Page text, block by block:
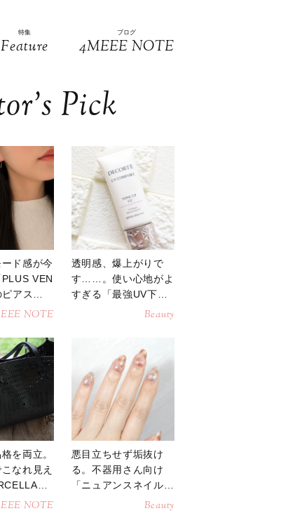
特集
Feature
ブログ
4MEEE NOTE
Pick
ド感が今
VEN
アスが
NOTE
透明感、爆上がりで
す……。使い心地がよ
すぎる「最強UV下
Beauty
を両立。
なれ見え
ト
」
NOTE
悪目立ちせず垢抜け
る。不器用さん向け
「ニュアンスネイル」
Beauty